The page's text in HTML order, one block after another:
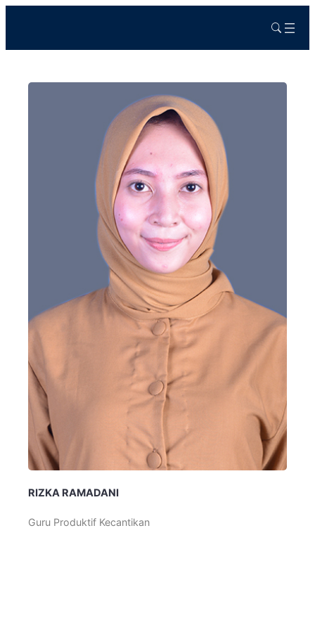
RIZKA RAMADANI
Guru Produktif Kecantikan